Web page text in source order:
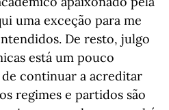
uma exceção para me
De resto, julgo
está um pouco
de continuar a acreditar
regimes e partidos são